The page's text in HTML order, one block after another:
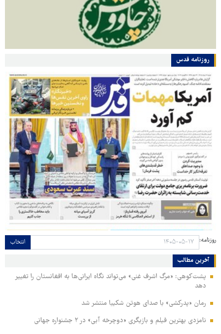
روزنامه قدس
روزنامه: انتخاب
آخرین مطالب
پشت‌کوهی: «مرگ اشرف غنی» می‌تواند نگاه ایرانی‌ها به افغانستان را تغییر
دهد
رمان «پدرکشی» با صدای هوتن شکیبا منتشر شد
نامزدی بهترین فیلم و بازیگری «دوچرخه آبی» در ۲ جشنواره جهانی